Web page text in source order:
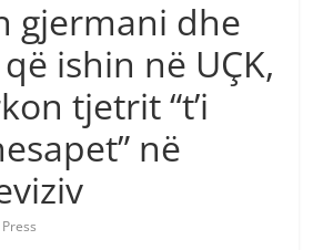
gjermani dhe
ishin në UÇK,
tjetrit “t’i
në